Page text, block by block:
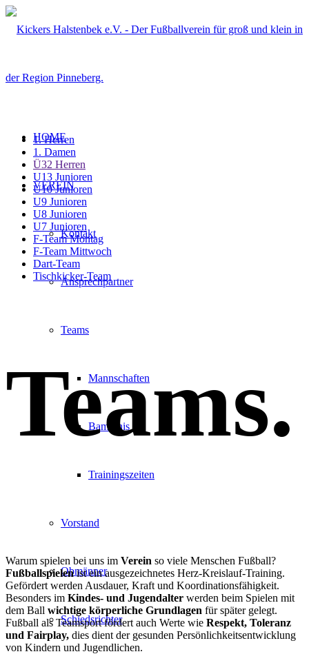
HOME
VEREIN
Kontakt
Ansprechpartner
Teams
Mannschaften
Bambinis
Trainingszeiten
Vorstand
Obmänner
Schiedsrichter
1. Herren
1. Damen
Ü32 Herren
U13 Junioren
U10 Junioren
U9 Junioren
U8 Junioren
U7 Junioren
F-Team Montag
F-Team Mittwoch
Dart-Team
Tischkicker-Team
Teams.
Warum spielen bei uns im Verein so viele Menschen Fußball?
Fußballspielenist ein ausgezeichnetes Herz-Kreislauf-Training.
Gefördert werden Ausdauer, Kraft und Koordinationsfähigkeit.
Besonders im Kindes- und Jugendalter werden beim Spielen mit
dem Ball wichtige körperliche Grundlagen für später gelegt.
Fußball als Teamsport fördert auch Werte wie Respekt, Toleranz
und Fairplay, dies dient der gesunden Persönlichkeitsentwicklung
von Kindern und Jugendlichen.